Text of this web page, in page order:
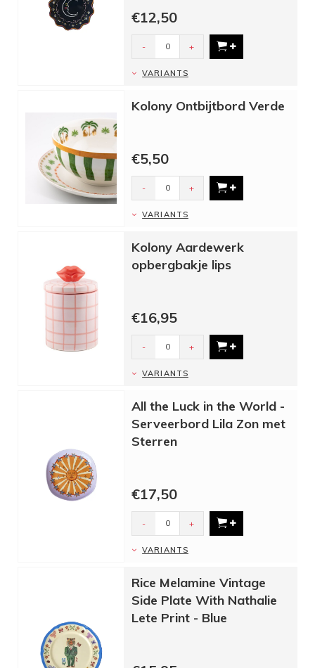
€12,50
- +
VARIANTS
Kolony Ontbijtbord Verde
€5,50
- +
VARIANTS
Kolony Aardewerk
opbergbakje lips
€16,95
- +
VARIANTS
All the Luck in the World -
Serveerbord Lila Zon met
Sterren
€17,50
- +
VARIANTS
Rice Melamine Vintage
Side Plate With Nathalie
Lete Print - Blue